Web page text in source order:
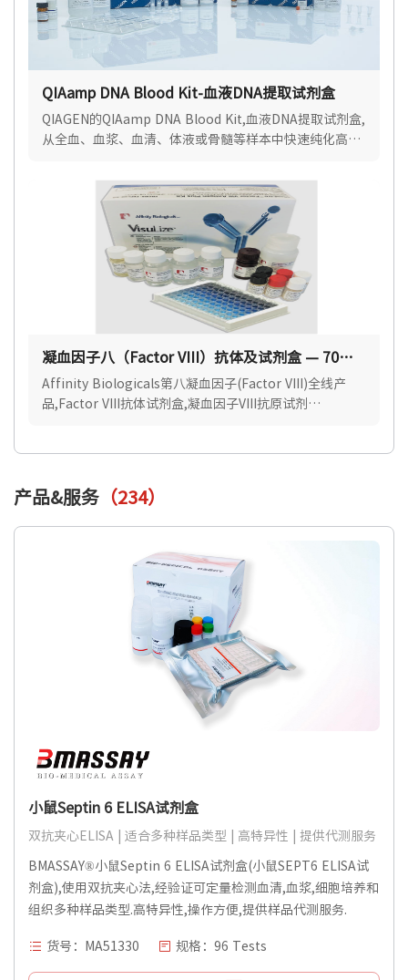
QIAamp DNA Blood Kit-血液DNA提取试剂盒
QIAGEN的QIAamp DNA Blood Kit,血液DNA提取试剂盒,
从全血、血浆、血清、体液或骨髓等样本中快速纯化高质
凝血因子八（Factor VIII）抗体及试剂盒 — 70%
优惠中
Affinity Biologicals第八凝血因子(Factor VIII)全线产
品,Factor VIII抗体试剂盒,凝血因子VIII抗原试剂
产品&服务 （234）
小鼠Septin 6 ELISA试剂盒
双抗夹心ELISA | 适合多种样品类型 | 高特异性 | 提供代测服务
BMASSAY®小鼠Septin 6 ELISA试剂盒(小鼠SEPT6 ELISA试
剂盒),使用双抗夹心法,经验证可定量检测血清,血浆,细胞培养和
组织多种样品类型.高特异性,操作方便,提供样品代测服务.
货号：MA51330 规格：96 Tests